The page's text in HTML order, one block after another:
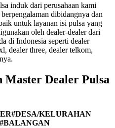
induk dari perusahaan kami
dibidangnya dan
untuk layanan isi pulsa yang
oleh dealer-dealer dari
di Indonesia seperti dealer
dealer three, dealer telkom,
Dealer Pulsa
KELURAHAN